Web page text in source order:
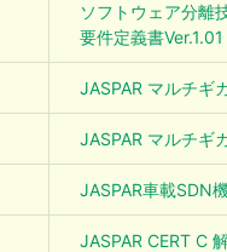
ソフトウェア分離
要件定義書Ver.1.01
JASPAR マルチギ
JASPAR マルチギ
JASPAR車載SDN
JASPAR CERT C